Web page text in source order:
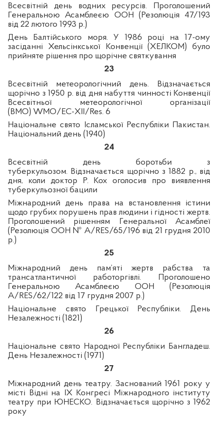
Всесвітній день водних ресурсів. Проголошений
Генеральною Асамблеєю ООН (Резолюція 47/193
від 22 лютого 1993 р.)
День Балтійського моря. У 1986 році на 17-ому
засіданні Хельсінкської Конвенції (ХЕЛКОМ) було
прийняте рішення про щорічне святкування
23
Всесвітній метеорологічний день. Відзначається
щорічно з 1950 р. від дня набуття чинності Конвенції
Всесвітньої метеорологічної організації
(ВМО) WMO/ EC-XII / Res. 6
Національне свято Ісламської Республіки Пакистан.
Національний день (1940)
24
Всесвітній день боротьби з
туберкульозом. Відзначається щорічно з 1882 р., від
дня, коли доктор Р. Кох оголосив про виявлення
туберкульозної бацили
Міжнародний день права на встановлення істини
щодо грубих порушень прав людини і гідності жертв.
Проголошений рішенням Генеральної Асамблеї
(Резолюція ООН № A/RES/65/196 від 21 грудня 2010
р.)
25
Міжнародний день пам’яті жертв рабства та
трансатлантичної работоргівлі. Проголошено
Генеральною Асамблеєю ООН (Резолюція
A/ RES/62/122 від 17 грудня 2007 р.)
Національне свято Грецької Республіки. День
Незалежності (1821)
26
Національне свято Народної Республіки Бангладеш.
День Незалежності (1971)
27
Міжнародний день театру. Заснований 1961 року у
місті Відні на IX Конгресі Міжнародного інституту
театру при ЮНЕСКО. Відзначається щорічно з 1962
року